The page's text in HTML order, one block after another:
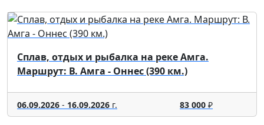
Сплав, отдых и рыбалка на реке Амга.
Маршрут: В. Амга - Оннес (390 км.)
06.09.2026 - 16.09.2026 г. 83 000₽